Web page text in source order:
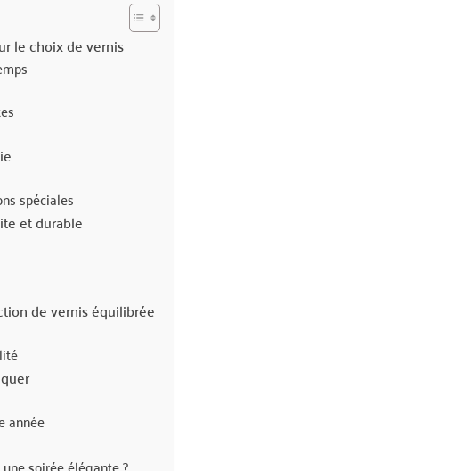
le choix de vernis
spéciales
et durable
de vernis équilibrée
année